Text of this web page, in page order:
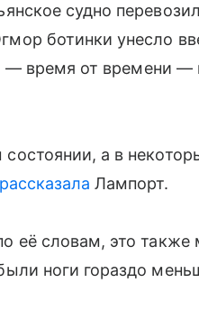
судно
ботинки унесло
— время от времени —
а в
рассказала Лампорт.
её словам, это также
ноги гораздо